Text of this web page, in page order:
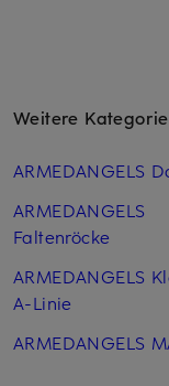
Weitere
ARMEDANGELS
ARMEDANGELS
Faltenröcke
ARMEDANGELS
A-Linie
ARMEDANGELS